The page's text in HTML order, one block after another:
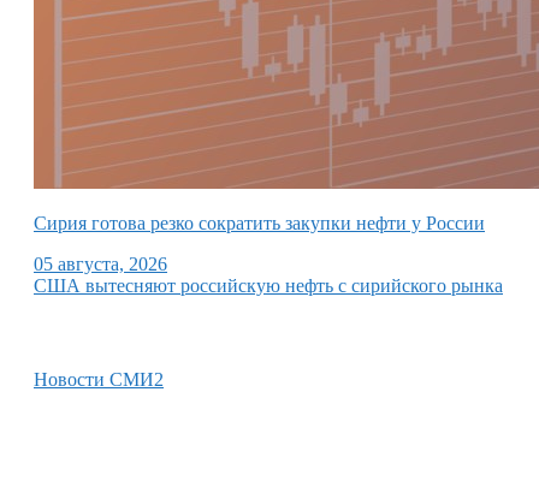
Сирия готова резко сократить закупки нефти у России
05 августа, 2026
США вытесняют российскую нефть с сирийского рынка
Новости СМИ2